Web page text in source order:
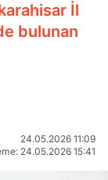
İl
bulunan
24.05.2026 11:09
24.05.2026 15:41